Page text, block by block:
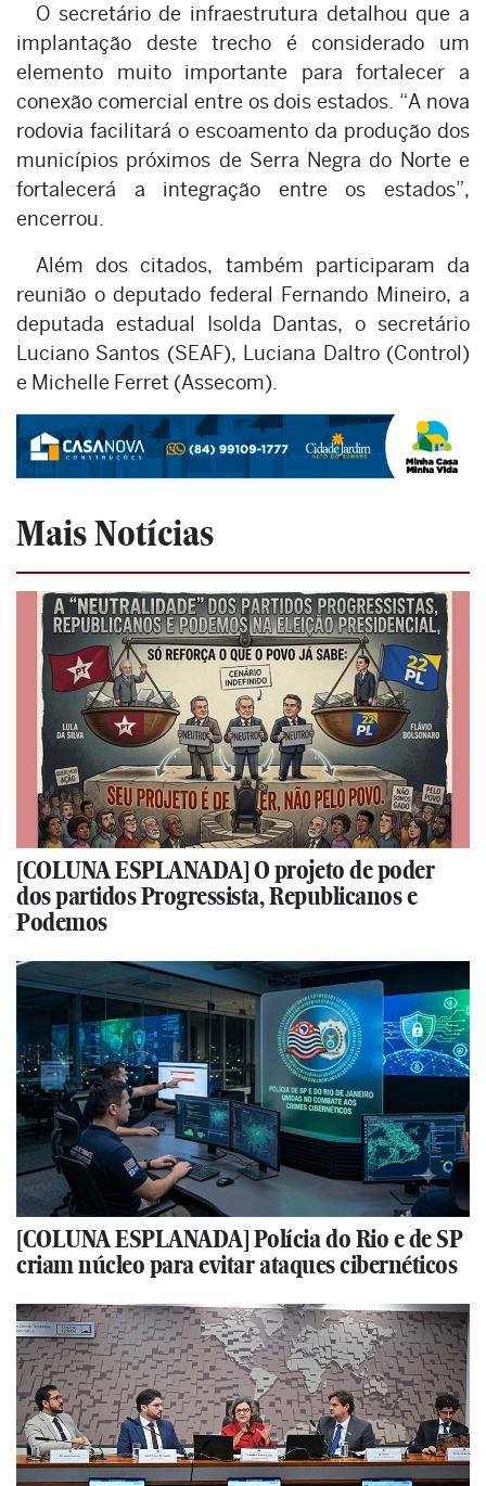
O secretário de infraestrutura detalhou que a
implantação deste trecho é considerado um
elemento muito importante para fortalecer a
conexão comercial entre os dois estados. “A nova
rodovia facilitará o escoamento da produção dos
municípios próximos de Serra Negra do Norte e
fortalecerá a integração entre os estados”,
encerrou.
Além dos citados, também participaram da
reunião o deputado federal Fernando Mineiro, a
deputada estadual Isolda Dantas, o secretário
Luciano Santos (SEAF), Luciana Daltro (Control)
e Michelle Ferret (Assecom).
Mais Notícias
[COLUNA ESPLANADA] O projeto de poder
dos partidos Progressista, Republicanos e
Podemos
[COLUNA ESPLANADA] Polícia do Rio e de SP
criam núcleo para evitar ataques cibernéticos